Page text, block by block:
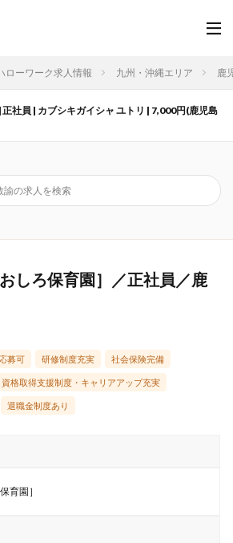
ローワーク求人情報 九州・沖縄エリア 鹿
社員 | カブシキガイシャ ユトリ | 7,000円(鹿児島
しろ保育園］／正社員／鹿
募可 研修制度充実 社会保険完備
資格取得支援制度・キャリアアップ充実
退職金制度あり
育園］